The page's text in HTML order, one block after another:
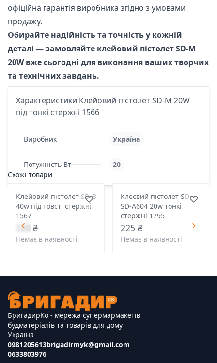
офіційна гарантія виробника згідно з умовами
продажу.
Обирайте надійність та точність у кожній
деталі — замовляйте клейовий пістолет SD-M
20W вже сьогодні для виконання ваших творчих
та технічних завдань.
Характеристики Клейовий пістолет SD-M 20W
під тонкі стержні 1566
Виробник Україна
Потужність Вт
20
Схожі товари
Клейовий пістолет SD-B
40w під товсті стержні
1567
120 ₴
Немає в наявності
Клеєвий пістолет SD
SD-A604 20w тонкі
стержні 1795
225 ₴
Немає в наявності
БригадирКо - мережа супермармакетів
будматеріалів та товарів для дому
Україна
0981205613
0633803976
brigadirmyk@gmail.com